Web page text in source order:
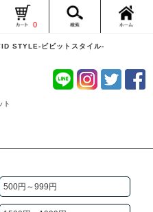
STYLE-ビビットスタイル-
0
ト
500円～999円